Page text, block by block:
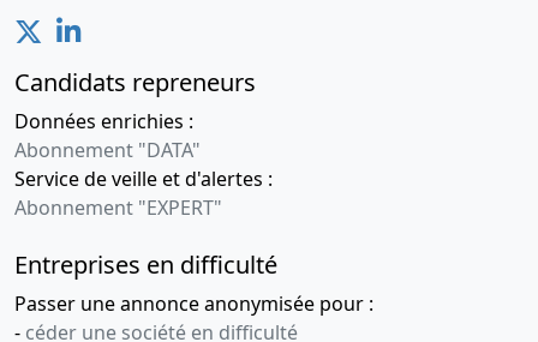
Candidats repreneurs
Données enrichies :
Abonnement "DATA"
Service de veille et d'alertes :
Abonnement "EXPERT"
Entreprises en difficulté
Passer une annonce anonymisée pour :
- céder une société en difficulté